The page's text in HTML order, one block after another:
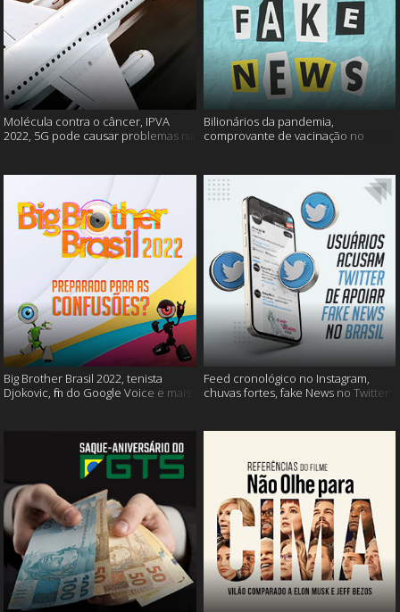
Molécula contra o câncer, IPVA
2022, 5G pode causar problemas na
Bilionários da pandemia,
comprovante de vacinação no
Big Brother Brasil 2022, tenista
Djokovic, fim do Google Voice e mais
Feed cronológico no Instagram,
chuvas fortes, fake News no Twitter